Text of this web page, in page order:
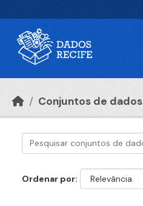
Conjuntos de dados
Ordenar por